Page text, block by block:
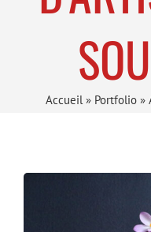
Accueil » Portfolio»